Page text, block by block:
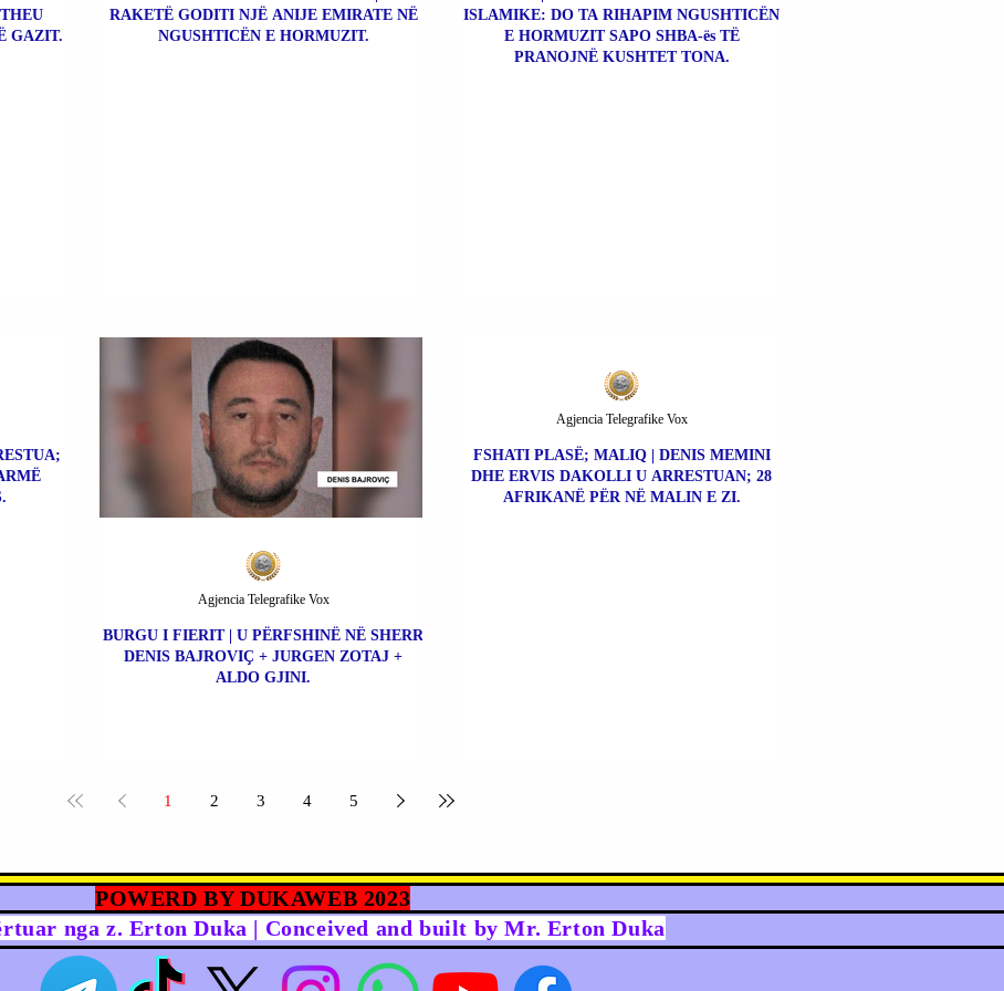
GAZIT.
RAKETË GODITI NJË ANIJE EMIRATE NË
NGUSHTICËN E HORMUZIT.
ISLAMIKE: DO TA RIHAPIM NGUSHTICËN
E HORMUZIT SAPO SHBA-ës TË
PRANOJNË KUSHTET TONA.
BURGU I FIERIT | U PËRFSHINË NË SHERR
DENIS BAJROVIÇ + JURGEN ZOTAJ +
ALDO GJINI.
Agjencia Telegrafike Vox
FSHATI PLASË; MALIQ | DENIS MEMINI
DHE ERVIS DAKOLLI U ARRESTUAN; 28
AFRIKANË PËR NË MALIN E ZI.
Agjencia Telegrafike Vox
1 2 3 4 5
POWERD BY DUKAWEB 2023
nga z. Erton Duka | Conceived and built by Mr. Erton Duka